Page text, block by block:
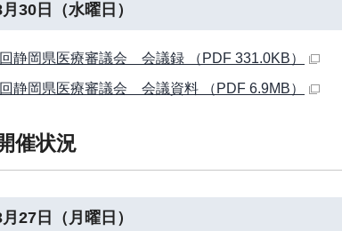
30日（水曜日）
静岡県医療審議会 会議録 （PDF 331.0KB）
静岡県医療審議会 会議資料 （PDF 6.9MB）
催状況
27日（月曜日）